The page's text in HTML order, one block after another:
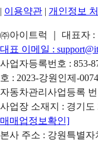
| 이용약관 | 개인정보
㈜아이트럭 ｜ 대표자
대표 이메일 :
사업자등록번호 : 853-
호 : 2023-강원인제-0074
자동차관리사업등록 번
사업장 소재지 : 경기
매매업정보확인]
본사 주소 : 강원특별자